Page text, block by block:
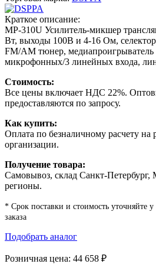
Краткое описание:
MP-310U Усилитель-микшер
Вт, выходы 100В и 4-16 Ом,
FM/AM тюнер,
микрофонных/3 линейных входа,
Стоимость:
Все цены включает НДС 22%.
предоставляются по запросу.
Как купить:
Оплата по безналичному расчету на
организации.
Получение товара:
Самовывоз, склад Санкт-Петербург,
регионы.
* Срок поставки и стоимость уточняйте
заказа
Подобрать аналог
Розничная цена: 44 658 ₽